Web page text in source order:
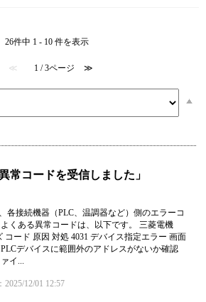
26件中 1 - 10 件を表示
≪ 1 / 3ページ ≫
常コードを受信しました」
各接続機器（PLC、温調器など）側のエラーコ
くある異常コードは、以下です。 三菱電機
デバイスに範囲外のアドレスがないか確認
イ...
2025/12/01 12:57